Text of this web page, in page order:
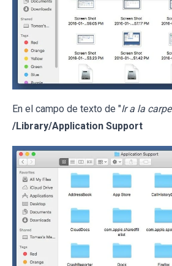
En el campo de texto de "Ir a la
/Library/Application Support